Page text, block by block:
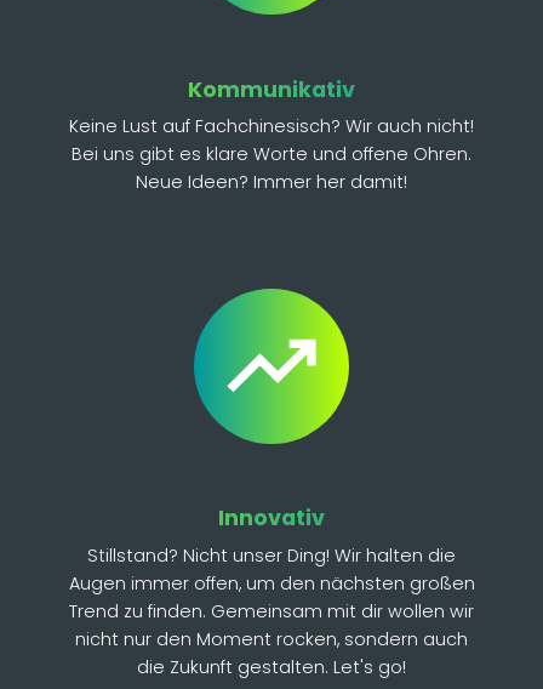
Kommunikativ
Keine Lust auf Fachchinesisch? Wir auch nicht!
Bei uns gibt es klare Worte und offene Ohren.
Neue Ideen? Immer her damit!
Innovativ
Stillstand? Nicht unser Ding! Wir halten die
Augen immer offen, um den nächsten großen
Trend zu finden. Gemeinsam mit dir wollen wir
nicht nur den Moment rocken, sondern auch
die Zukunft gestalten. Let's go!